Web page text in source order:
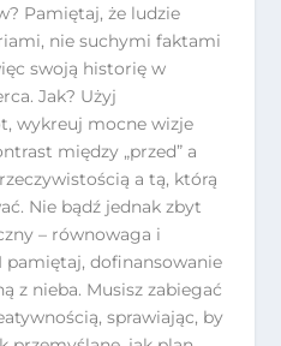
Pamiętaj, że ludzie
nie suchymi faktami
swoją historię w
Jak? Użyj
wykreuj mocne wizje
między „przed” a
a tą, którą
Nie bądź jednak zbyt
– równowaga i
pamiętaj, dofinansowanie
z nieba. Musisz zabiegać
sprawiając, by